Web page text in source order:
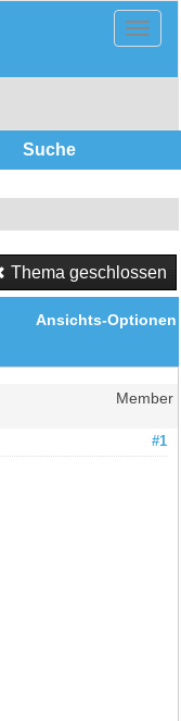
Suche
Thema geschlossen
Ansichts-Optionen
Member
#1